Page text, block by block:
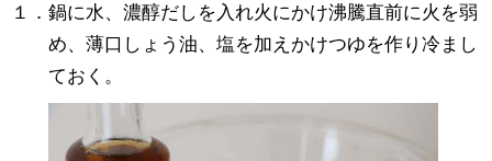
１．鍋に水、濃醇だしを入れ火にかけ沸騰直前に火を弱
め、薄口しょう油、塩を加えかけつゆを作り冷まし
ておく。